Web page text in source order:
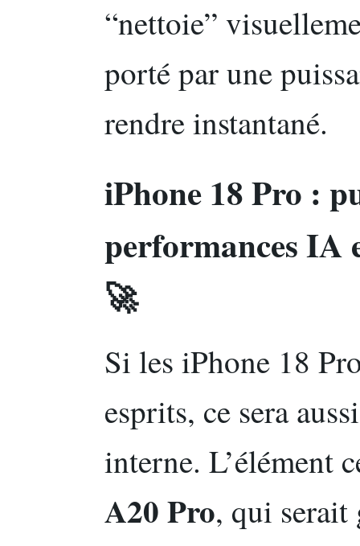
“nettoie”
porté par une
rendre instantané.
iPhone 18 Pro :
performances IA
🚀
Si les iPhone 18
esprits, ce sera
interne. L’élément
A20 Pro, qui serait